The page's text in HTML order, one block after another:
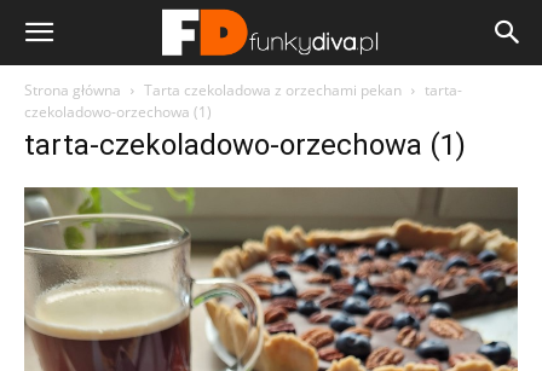
Strona główna Tarta czekoladowa z orzechami pekan
tarta-
czekoladowo-orzechowa (1)
tarta-czekoladowo-orzechowa (1)